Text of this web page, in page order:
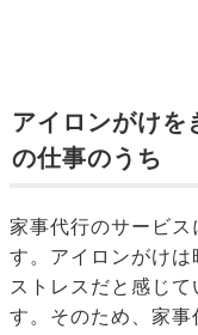
アイロンがけを
の仕事のうち
家事代行のサービス
す。アイロンがけは
ストレスだと感じ
す。そのため、家事